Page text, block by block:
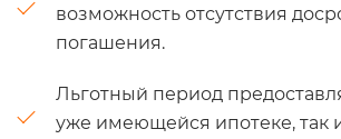
возможность отсутствия
погашения.
Льготный период
уже имеющейся ипотеке, так